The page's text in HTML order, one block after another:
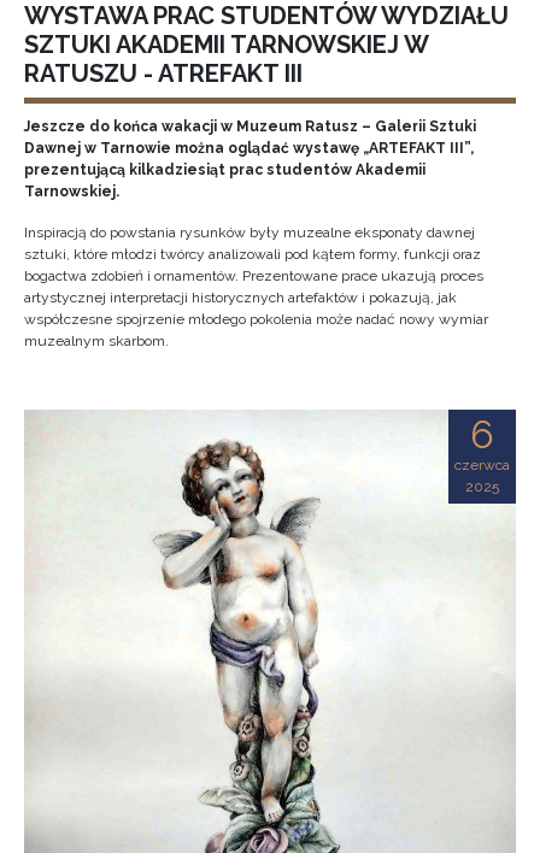
WYSTAWA PRAC STUDENTÓW WYDZIAŁU
SZTUKI AKADEMII TARNOWSKIEJ W
RATUSZU - ATREFAKT III
Jeszcze do końca wakacji w Muzeum Ratusz – Galerii Sztuki
Dawnej w Tarnowie można oglądać wystawę „ARTEFAKT III”,
prezentującą kilkadziesiąt prac studentów Akademii
Tarnowskiej.
Inspiracją do powstania rysunków były muzealne eksponaty dawnej
sztuki, które młodzi twórcy analizowali pod kątem formy, funkcji oraz
bogactwa zdobień i ornamentów. Prezentowane prace ukazują proces
artystycznej interpretacji historycznych artefaktów i pokazują, jak
współczesne spojrzenie młodego pokolenia może nadać nowy wymiar
muzealnym skarbom.
6
czerwca
2025